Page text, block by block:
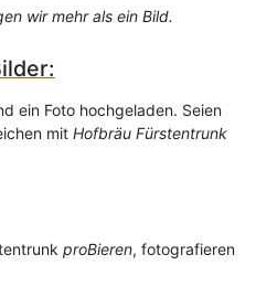
wir mehr als ein Bild.
ein Foto hochgeladen. Seien
mit Hofbräu Fürstentrunk
proBieren, fotografieren